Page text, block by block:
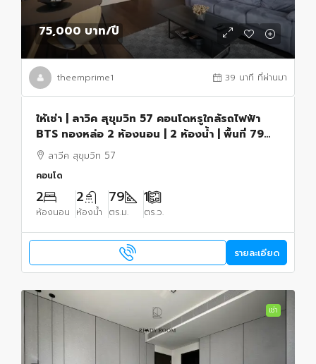
75,000 บาท/ปี
theemprime1 39 นาที ที่ผ่านมา
ให้เช่า | ลาวิค สุขุมวิท 57 คอนโดหรูใกล้รถไฟฟ้า
BTS ทองหล่อ 2 ห้องนอน | 2 ห้องน้ำ | พื้นที่ 79
ตารางเมตร
ลาวีค สุขุมวิท 57
คอนโด
2
ห้องนอน
2
ห้องน้ำ
79
ตร.ม.
1
ตร.ว.
รายละเอียด
เช่า